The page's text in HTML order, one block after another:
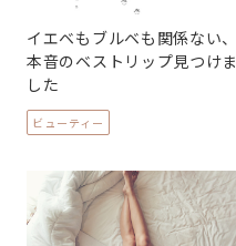
イエベもブルベも関係ない、
本音のベストリップ見つけま
した
ビューティー